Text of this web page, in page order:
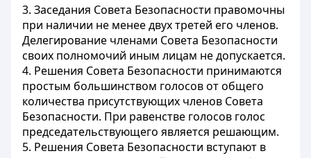
3. Заседания Совета Безопасности правомочны
при наличии не менее двух третей его членов.
Делегирование членами Совета Безопасности
своих полномочий иным лицам не допускается.
4. Решения Совета Безопасности принимаются
простым большинством голосов от общего
количества присутствующих членов Совета
Безопасности. При равенстве голосов голос
председательствующего является решающим.
5. Решения Совета Безопасности вступают в